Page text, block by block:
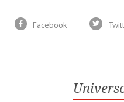
Facebook